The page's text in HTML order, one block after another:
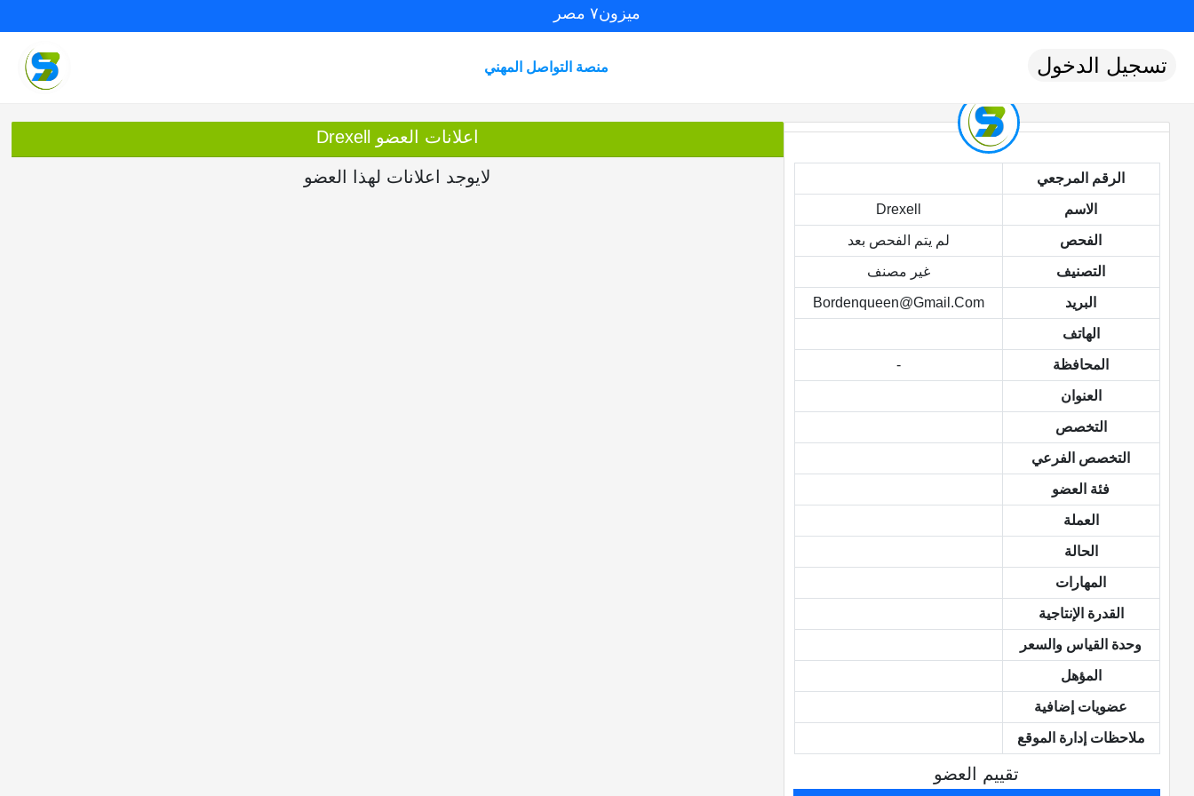
ميزون٧ مصر
منصة التواصل المهني تسجيل الدخول
الرقم المرجعي
الاسم Drexell
الفحص لم يتم الفحص بعد
التصنيف غير مصنف
البريد Bordenqueen@gmail.com
الهاتف
المحافظة -
العنوان
التخصص
التخصص الفرعي
فئة العضو
العملة
الحالة
المهارات
القدرة الإنتاجية
وحدة القياس والسعر
المؤهل
عضويات إضافية
ملاحظات إدارة الموقع
تقييم العضو
اعلانات العضو Drexell
لايوجد اعلانات لهذا العضو